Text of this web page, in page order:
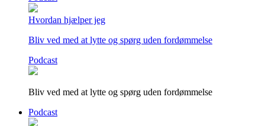
Hvordan hjælper jeg
Bliv ved med at lytte og spørg uden fordømmelse
Podcast
Bliv ved med at lytte og spørg uden fordømmelse
Podcast